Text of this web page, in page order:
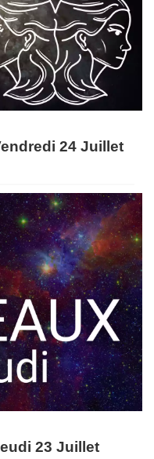
24 Juillet
23 Juillet